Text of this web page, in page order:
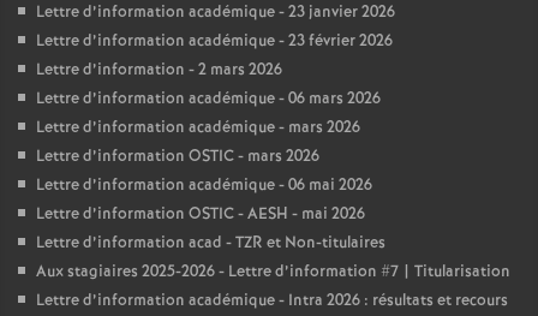
Lettre d’information académique - 23 janvier 2026
Lettre d’information académique - 23 février 2026
Lettre d’information - 2 mars 2026
Lettre d’information académique - 06 mars 2026
Lettre d’information académique - mars 2026
Lettre d’information OSTIC - mars 2026
Lettre d’information académique - 06 mai 2026
Lettre d’information OSTIC - AESH - mai 2026
Lettre d’information acad - TZR et Non-titulaires
Aux stagiaires 2025-2026 - Lettre d’information #7 | Titularisation
Lettre d’information académique - Intra 2026 : résultats et recours